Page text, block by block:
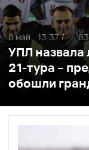
УПЛ назвала
21-тура –
обошли
8 май , 13:37 / 83